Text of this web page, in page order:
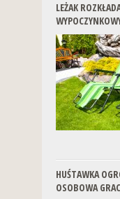
LEŻAK
HUŚTAWKA
OSOBOWA